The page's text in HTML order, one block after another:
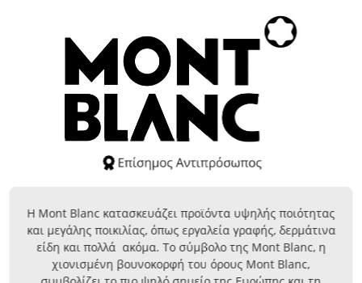
Η Mont Blanc κατασκευάζει προϊόντα υψηλής ποιότητας
και μεγάλης ποικιλίας, όπως εργαλεία γραφής, δερμάτινα
είδη και πολλά ακόμα. Το σύμβολο της Mont Blanc, η
χιονισμένη βουνοκορφή του όρους Mont Blanc,